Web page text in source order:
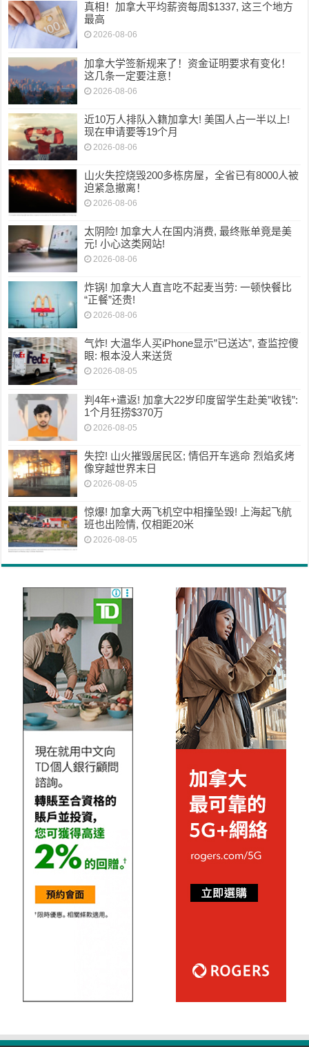
真相！加拿大平均薪资每周$1337, 这三个地方
最高
2026-08-06
加拿大学签新规来了！资金证明要求有变化！
这几条一定要注意！
2026-08-06
近10万人排队入籍加拿大! 美国人占一半以上!
现在申请要等19个月
2026-08-06
山火失控烧毁200多栋房屋，全省已有8000人被
迫紧急撤离！
2026-08-06
太阴险! 加拿大人在国内消费, 最终账单竟是美
元! 小心这类网站!
2026-08-06
炸锅! 加拿大人直言吃不起麦当劳: 一顿快餐比
“正餐”还贵!
2026-08-06
气炸! 大温华人买iPhone显示”已送达”, 查监控傻
眼: 根本没人来送货
2026-08-05
判4年+遣返! 加拿大22岁印度留学生赴美”收钱”:
1个月狂捞$370万
2026-08-05
失控! 山火摧毁居民区; 情侣开车逃命 烈焰炙烤
像穿越世界末日
2026-08-05
惊爆! 加拿大两飞机空中相撞坠毁! 上海起飞航
班也出险情, 仅相距20米
2026-08-05